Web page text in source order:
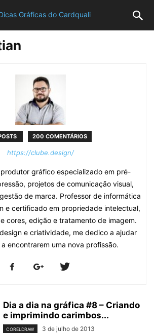
200 COMENTÁRIOS
https://clube.design/
gráfico especializado em pré-
projetos de comunicação visual,
de marca. Professor de informática
e certificado em propriedade intelectual,
cores, edição e tratamento de imagem.
e criatividade, me dedico a ajudar
encontrarem uma nova profissão.
Dia a dia na gráfica #8 – Criando
e imprimindo carimbos...
CORELDRAW 3 de julho de 2013